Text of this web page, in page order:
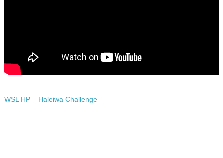
WSL HP – Haleiwa Challenge